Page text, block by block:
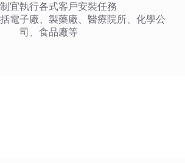
宜執行各式客戶安裝任務
電子廠、製藥廠、醫療院所、化學公
司、食品廠等